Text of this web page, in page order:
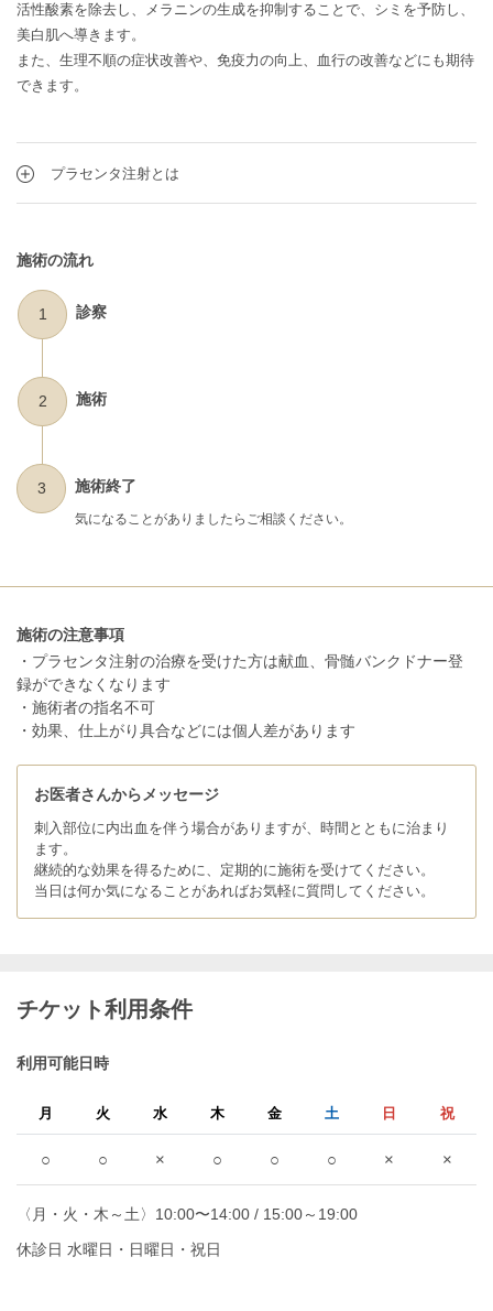
活性酸素を除去し、メラニンの生成を抑制することで、シミを予防し、
美白肌へ導きます。
また、生理不順の症状改善や、免疫力の向上、血行の改善などにも期待
できます。
プラセンタ注射とは
施術の流れ
1 診察
2 施術
3 施術終了
気になることがありましたらご相談ください。
施術の注意事項
・プラセンタ注射の治療を受けた方は献血、骨髄バンクドナー登
録ができなくなります
・施術者の指名不可
・効果、仕上がり具合などには個人差があります
お医者さんからメッセージ
刺入部位に内出血を伴う場合がありますが、時間とともに治まり
ます。
継続的な効果を得るために、定期的に施術を受けてください。
当日は何か気になることがあればお気軽に質問してください。
チケット利用条件
利用可能日時
月 火 水 木 金 土 日 祝
○ ○ × ○ ○ ○ × ×
〈月・火・木～土〉10:00〜14:00 / 15:00～19:00
休診日 水曜日・日曜日・祝日